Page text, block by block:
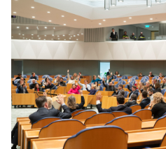
Home
Agenda
Nieuws
Opleiding